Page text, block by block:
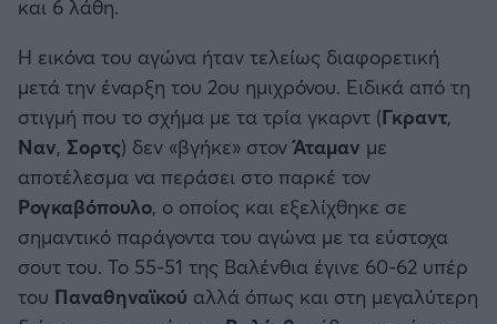
και 6 λάθη.
H εικόνα του αγώνα ήταν τελείως διαφορετική
μετά την έναρξη του 2ου ημιχρόνου. Ειδικά από τη
στιγμή που το σχήμα με τα τρία γκαρντ (Γκραντ,
Ναν, Σορτς) δεν «βγήκε» στονΆταμαν με
αποτέλεσμα να περάσει στο παρκέ τον
Ρογκαβόπουλο, ο οποίος και εξελίχθηκε σε
σημαντικό παράγοντα του αγώνα με τα εύστοχα
σουτ του. Το 55-51 της Βαλένθια έγινε 60-62 υπέρ
του Παναθηναϊκού αλλά όπως και στη μεγαλύτερη